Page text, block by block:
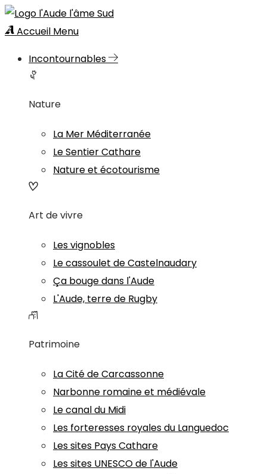
Accueil Menu
Incontournables
Nature
La Mer Méditerranée
Le Sentier Cathare
Nature et écotourisme
Art de vivre
Les vignobles
Le cassoulet de Castelnaudary
Ça bouge dans l'Aude
L'Aude, terre de Rugby
Patrimoine
La Cité de Carcassonne
Narbonne romaine et médiévale
Le canal du Midi
Les forteresses royales du Languedoc
Les sites Pays Cathare
Les sites UNESCO de l'Aude